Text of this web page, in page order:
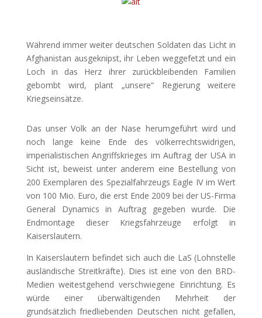
Während immer weiter deutschen Soldaten das Licht in
Afghanistan ausgeknipst, ihr Leben weggefetzt und ein
Loch in das Herz ihrer zurückbleibenden Familien
gebombt wird, plant „unsere“ Regierung weitere
Kriegseinsätze.
Das unser Volk an der Nase herumgeführt wird und
noch lange keine Ende des völkerrechtswidrigen,
imperialistischen Angriffskrieges im Auftrag der USA in
Sicht ist, beweist unter anderem eine Bestellung von
200 Exemplaren des Spezialfahrzeugs Eagle IV im Wert
von 100 Mio. Euro, die erst Ende 2009 bei der US-Firma
General Dynamics in Auftrag gegeben wurde. Die
Endmontage dieser Kriegsfahrzeuge erfolgt in
Kaiserslautern.
In Kaiserslautern befindet sich auch die LaS (Lohnstelle
ausländische Streitkräfte). Dies ist eine von den BRD-
Medien weitestgehend verschwiegene Einrichtung. Es
würde einer überwältigenden Mehrheit der
grundsätzlich friedliebenden Deutschen nicht gefallen,